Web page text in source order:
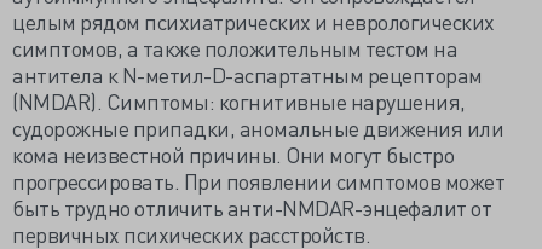
целым рядом психиатрических и неврологических
симптомов, а также положительным тестом на
антитела к N-метил-D-аспартатным рецепторам
(NMDAR). Симптомы: когнитивные нарушения,
судорожные припадки, аномальные движения или
кома неизвестной причины. Они могут быстро
прогрессировать. При появлении симптомов может
быть трудно отличить анти-NMDAR-энцефалит от
первичных психических расстройств.